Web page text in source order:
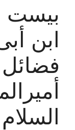
بیست
ابن
السلام